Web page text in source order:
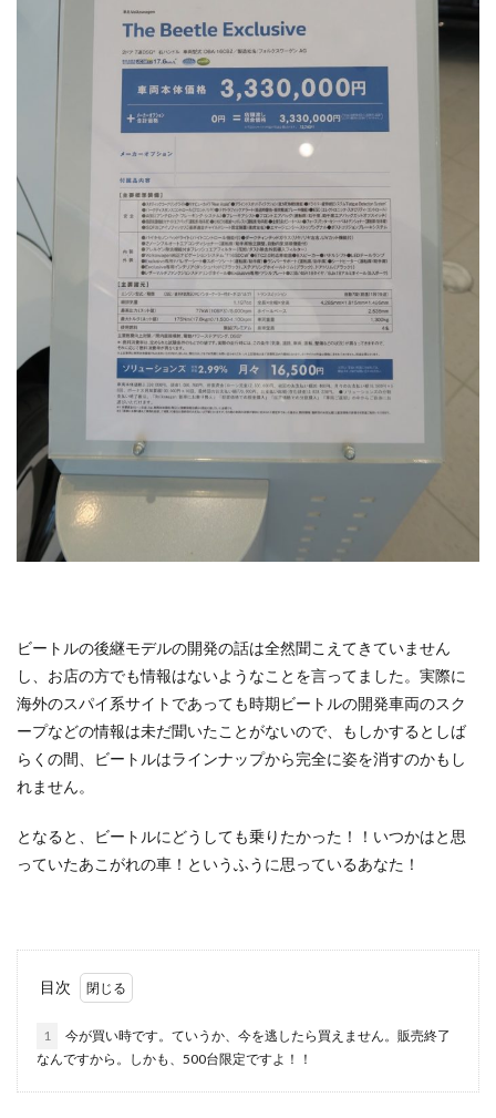
ビートルの後継モデルの開発の話は全然聞こえてきていません
し、お店の方でも情報はないようなことを言ってました。実際に
海外のスパイ系サイトであっても時期ビートルの開発車両のスク
ープなどの情報は未だ聞いたことがないので、もしかするとしば
らくの間、ビートルはラインナップから完全に姿を消すのかもし
れません。
となると、ビートルにどうしても乗りたかった！！いつかはと思
っていたあこがれの車！というふうに思っているあなた！
目次
1
今が買い時です。ていうか、今を逃したら買えません。販売終了
なんですから。しかも、500台限定ですよ！！